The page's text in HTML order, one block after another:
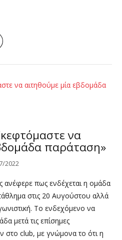
να
παράταση»
2022
ανέφερε πως ενδέχεται η ομάδα
στις 20 Αυγούστου αλλά
Το ενδεχόμενο να
μετά τις επίσημες
στο club, με γνώμονα το ότι η